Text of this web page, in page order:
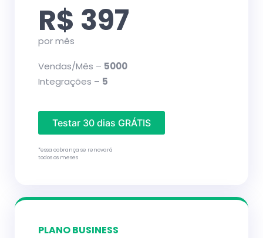
R$ 397
por mês
Vendas/Mês – 5000
Integrações – 5
Testar 30 dias GRÁTIS
*essa cobrança se renovará
todos os meses
PLANO BUSINESS